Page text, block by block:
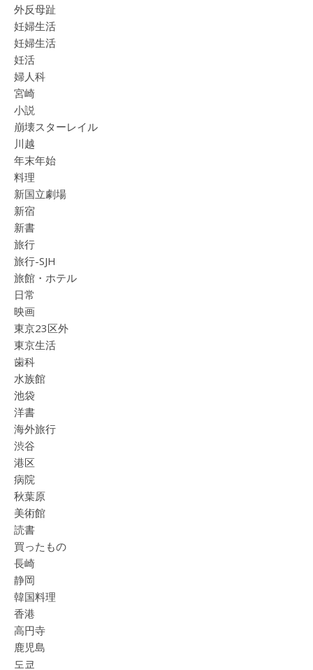
外反母趾
妊婦生活
妊婦生活
妊活
婦人科
宮崎
小説
崩壊スターレイル
川越
年末年始
料理
新国立劇場
新宿
新書
旅行
旅行-SJH
旅館・ホテル
日常
映画
東京23区外
東京生活
歯科
水族館
池袋
洋書
海外旅行
渋谷
港区
病院
秋葉原
美術館
読書
買ったもの
長崎
静岡
韓国料理
香港
高円寺
鹿児島
도쿄